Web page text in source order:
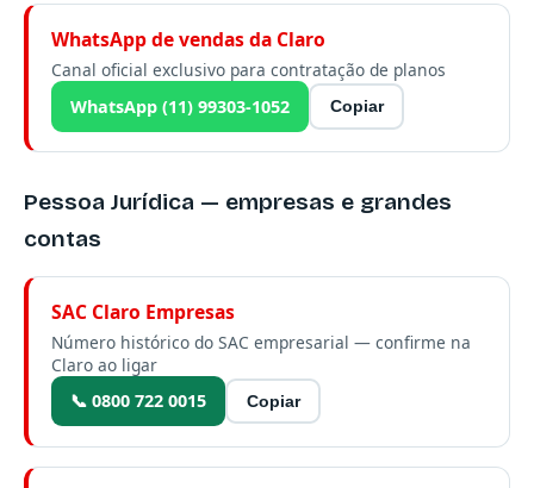
WhatsApp de vendas da Claro
Canal oficial exclusivo para contratação de planos
WhatsApp (11) 99303-1052
Copiar
Pessoa Jurídica — empresas e grandes
contas
SAC Claro Empresas
Número histórico do SAC empresarial — confirme na
Claro ao ligar
📞 0800 722 0015
Copiar